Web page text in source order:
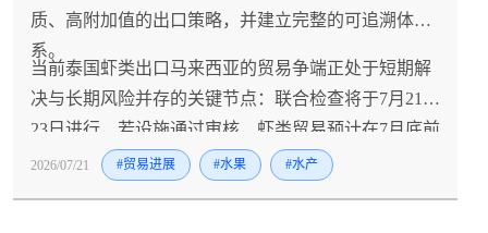
质、高附加值的出口策略，并建立完整的可追溯体
系。
当前泰国虾类出口马来西亚的贸易争端正处于短期解
决与长期风险并存的关键节点：联合检查将于7月21-
23日进行，若设施通过审核，虾类贸易预计在7月底前
恢复且不设配额限制，月均约400吨、年额约4亿泰铢
2026/07/21 #贸易进展 #水果 #水产